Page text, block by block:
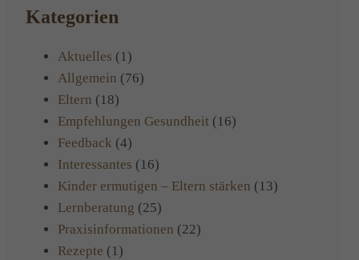
Kategorien
Aktuelles (1)
Allgemein (76)
Eltern (18)
Empfehlungen Gesundheit (16)
Feedback (4)
Interessantes (16)
Kinder ermutigen – Eltern stärken (13)
Lernberatung (25)
Praxisinformationen (22)
Rezepte (1)